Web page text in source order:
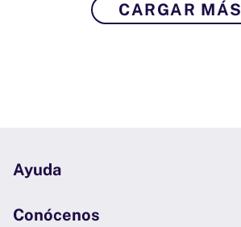
CARGAR MÁS
Ayuda
Conócenos